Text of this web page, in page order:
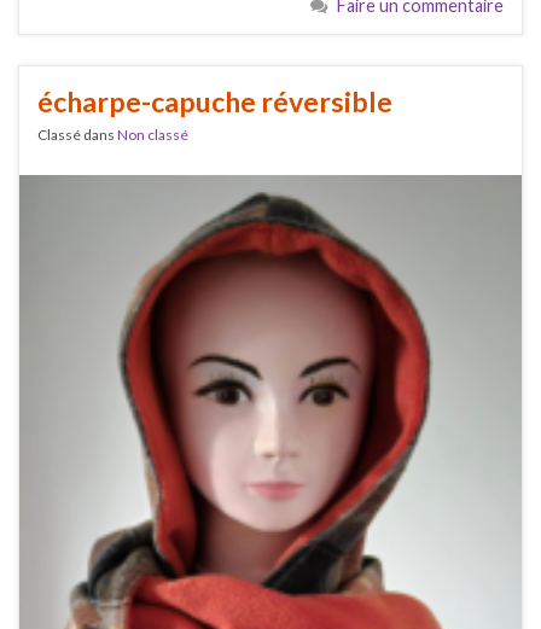
Faire un commentaire
écharpe-capuche réversible
Classé dans Non classé